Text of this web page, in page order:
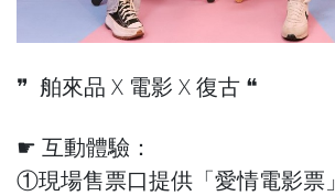
❞ 舶來品 X 電影 X 復古 ❝
☛ 互動體驗：
①現場售票口提供「愛情電影票」